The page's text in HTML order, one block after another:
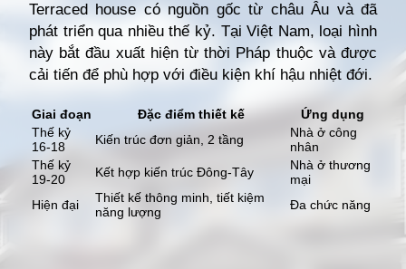
Terraced house có nguồn gốc từ châu Âu và đã
phát triển qua nhiều thế kỷ. Tại Việt Nam, loại hình
này bắt đầu xuất hiện từ thời Pháp thuộc và được
cải tiến để phù hợp với điều kiện khí hậu nhiệt đới.
Giai đoạn Đặc điểm thiết kế
Ứng dụng
Thế kỷ
16-18
Kiến trúc đơn giản, 2 tầng
Nhà ở công
nhân
Thế kỷ
19-20
Kết hợp kiến trúc Đông-Tây
Nhà ở thương
mại
Hiện đại
Thiết kế thông minh, tiết kiệm
năng lượng
Đa chức năng